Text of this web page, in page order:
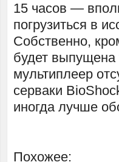
15 часов —
погрузиться в
Собственно,
будет выпущена
мультиплеер
серваки
иногда лучше
Похожее: